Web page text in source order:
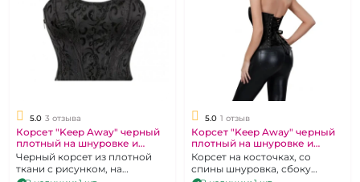
5.0 3 отзыва
Корсет "Keep Away" черный
плотный на шнуровке и
стринги размер 5XL 54
Черный корсет из плотной
ткани с рисунком, на
5.0 1 отзыв
Корсет "Keep Away" черный
плотный на шнуровке и
стринги размер 6XL 56
Корсет на косточках, со
спины шнуровка, сбоку